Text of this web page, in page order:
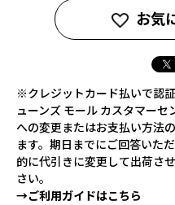
お気
※クレジットカード払いで認
ューンズ モール カスタマー
への変更またはお支払い方法
ます。期日までにご回答いた
的に代引きに変更して出荷さ
さい。
→ご利用ガイドはこちら